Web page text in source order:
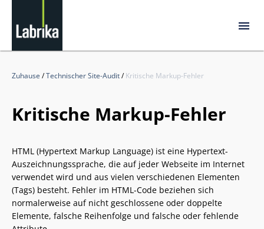
Zuhause /Technischer Site-Audit/Kritische Markup-Fehler
Kritische Markup-Fehler
HTML (Hypertext Markup Language) ist eine Hypertext-
Auszeichnungssprache, die auf jeder Webseite im Internet
verwendet wird und aus vielen verschiedenen Elementen
(Tags) besteht. Fehler im HTML-Code beziehen sich
normalerweise auf nicht geschlossene oder doppelte
Elemente, falsche Reihenfolge und falsche oder fehlende